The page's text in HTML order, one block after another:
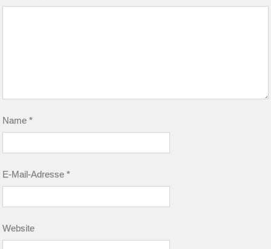
Name*
E-Mail-Adresse*
Website